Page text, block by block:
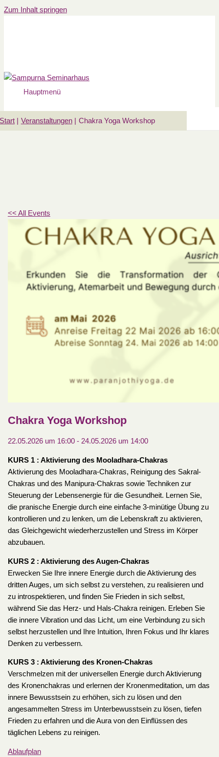
Zum Inhalt springen
Hauptmenü
Start Veranstaltungen Chakra Yoga Workshop
<< All Events
Chakra Yoga Workshop
22.05.2026 um 16:00- 24.05.2026 um 14:00
KURS 1 : Aktivierung des Mooladhara-Chakras
Aktivierung des Mooladhara-Chakras, Reinigung des Sakral-
Chakras und des Manipura-Chakras sowie Techniken zur
Steuerung der Lebensenergie für die Gesundheit. Lernen Sie,
die pranische Energie durch eine einfache 3-minütige Übung zu
kontrollieren und zu lenken, um die Lebenskraft zu aktivieren,
das Gleichgewicht wiederherzustellen und Stress im Körper
abzubauen.
KURS 2 : Aktivierung des Augen-Chakras
Erwecken Sie Ihre innere Energie durch die Aktivierung des
dritten Auges, um sich selbst zu verstehen, zu realisieren und
zu introspektieren, und finden Sie Frieden in sich selbst,
während Sie das Herz- und Hals-Chakra reinigen. Erleben Sie
die innere Vibration und das Licht, um eine Verbindung zu sich
selbst herzustellen und Ihre Intuition, Ihren Fokus und Ihr klares
Denken zu verbessern.
KURS 3 : Aktivierung des Kronen-Chakras
Verschmelzen mit der universellen Energie durch Aktivierung
des Kronenchakras und erlernen der Kronenmeditation, um das
innere Bewusstsein zu erhöhen, sich zu lösen und den
angesammelten Stress im Unterbewusstsein zu lösen, tiefen
Frieden zu erfahren und die Aura von den Einflüssen des
täglichen Lebens zu reinigen.
Ablaufplan